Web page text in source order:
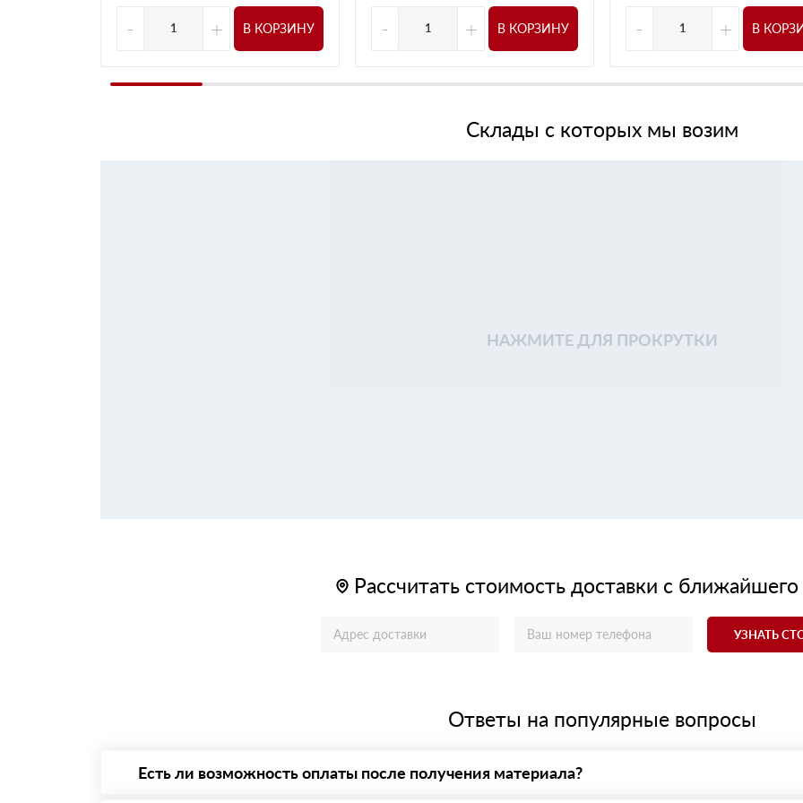
- + В КОРЗИНУ - + В КОРЗИНУ - + В
Склады с которых мы возим
НАЖМИТЕ ДЛЯ ПРОКРУТКИ
Рассчитать стоимость доставки с ближайшего
УЗНАТЬ
Ответы на популярные вопросы
Есть ли возможность оплаты после получения материала?